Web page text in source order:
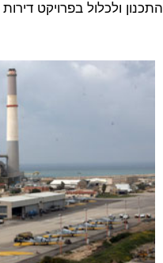
התכנון ולכלול בפרויקט